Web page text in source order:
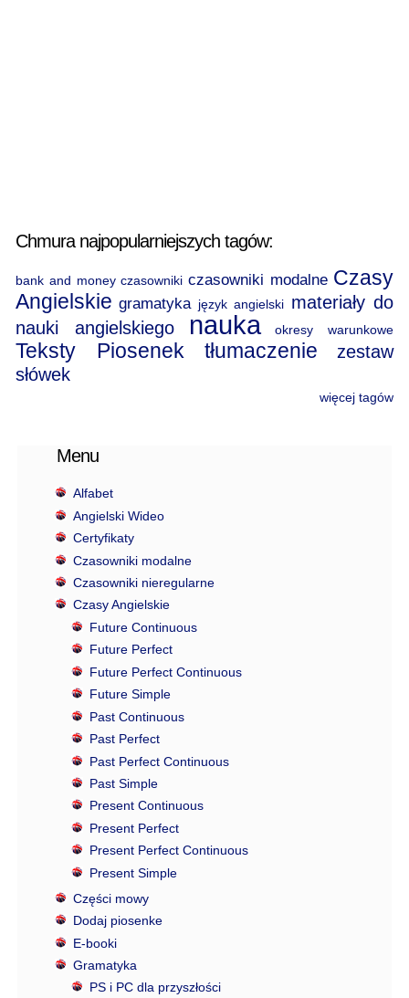
Chmura najpopularniejszych tagów:
bank and money czasowniki czasowniki modalne Czasy
Angielskie gramatyka język angielski materiały do
nauki angielskiego
nauka okresy warunkowe
Teksty Piosenek tłumaczenie
zestaw
słówek
więcej tagów
Menu
Alfabet
Angielski Wideo
Certyfikaty
Czasowniki modalne
Czasowniki nieregularne
Czasy Angielskie
Future Continuous
Future Perfect
Future Perfect Continuous
Future Simple
Past Continuous
Past Perfect
Past Perfect Continuous
Past Simple
Present Continuous
Present Perfect
Present Perfect Continuous
Present Simple
Części mowy
Dodaj piosenke
E-booki
Gramatyka
PS i PC dla przyszłości